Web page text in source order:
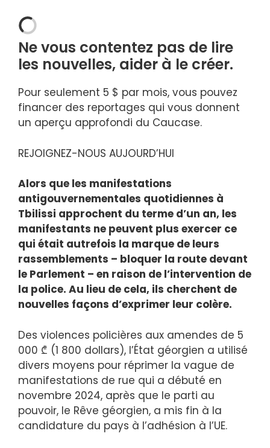
Ne vous contentez pas de lire
les nouvelles, aider à le créer.
Pour seulement 5 $ par mois, vous pouvez
financer des reportages qui vous donnent
un aperçu approfondi du Caucase.
REJOIGNEZ-NOUS AUJOURD’HUI
Alors que les manifestations
antigouvernementales quotidiennes à
Tbilissi approchent du terme d’un an, les
manifestants ne peuvent plus exercer ce
qui était autrefois la marque de leurs
rassemblements – bloquer la route devant
le Parlement – ​​en raison de l’intervention de
la police. Au lieu de cela, ils cherchent de
nouvelles façons d’exprimer leur colère.
Des violences policières aux amendes de 5
000 ₾ (1 800 dollars), l’État géorgien a utilisé
divers moyens pour réprimer la vague de
manifestations de rue qui a débuté en
novembre 2024, après que le parti au
pouvoir, le Rêve géorgien, a mis fin à la
candidature du pays à l’adhésion à l’UE.